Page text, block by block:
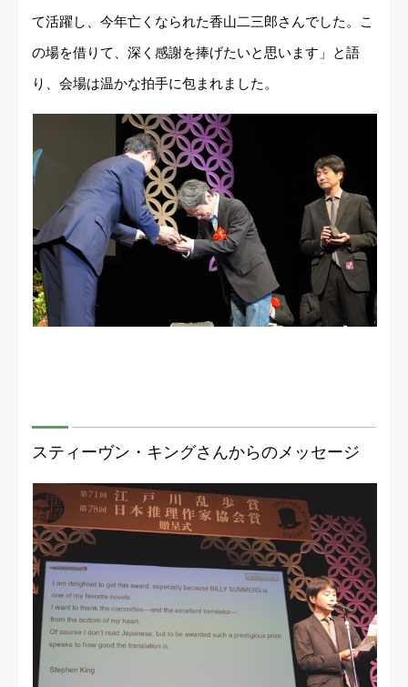
て活躍し、今年亡くなられた香山二三郎さんでした。こ
の場を借りて、深く感謝を捧げたいと思います」と語
り、会場は温かな拍手に包まれました。
スティーヴン・キングさんからのメッセージ